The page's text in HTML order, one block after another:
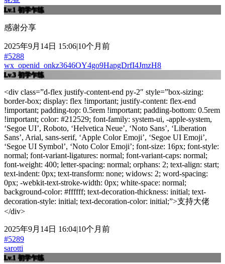
Lv.1 初学乍练
感谢分享
2025年9月14日 15:06|10个月前
#5288
wx_openid_onkz3646OY4go9HapgDrfI4JmzH8
Lv.3 初学乍练
<div class=”d-flex justify-content-end py-2″ style=”box-sizing:
border-box; display: flex !important; justify-content: flex-end
!important; padding-top: 0.5rem !important; padding-bottom: 0.5rem
!important; color: #212529; font-family: system-ui, -apple-system,
‘Segoe UI’, Roboto, ‘Helvetica Neue’, ‘Noto Sans’, ‘Liberation
Sans’, Arial, sans-serif, ‘Apple Color Emoji’, ‘Segoe UI Emoji’,
‘Segoe UI Symbol’, ‘Noto Color Emoji’; font-size: 16px; font-style:
normal; font-variant-ligatures: normal; font-variant-caps: normal;
font-weight: 400; letter-spacing: normal; orphans: 2; text-align: start;
text-indent: 0px; text-transform: none; widows: 2; word-spacing:
0px; -webkit-text-stroke-width: 0px; white-space: normal;
background-color: #ffffff; text-decoration-thickness: initial; text-
decoration-style: initial; text-decoration-color: initial;”>支持大佬
</div>
2025年9月14日 16:04|10个月前
#5289
sarotti
Lv.1 初学乍练